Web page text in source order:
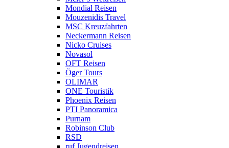
Mondial Reisen
Mouzenidis Travel
MSC Kreuzfahrten
Neckermann Reisen
Nicko Cruises
Novasol
OFT Reisen
Öger Tours
OLIMAR
ONE Touristik
Phoenix Reisen
PTI Panoramica
Purnam
Robinson Club
RSD
ruf Jugendreisen